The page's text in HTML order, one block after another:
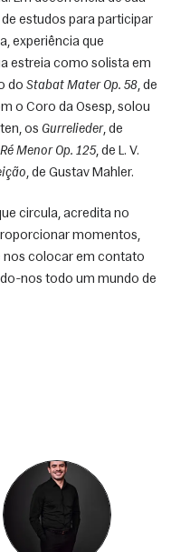
estudos para participar
experiência que
estreia como solista em
do Stabat Mater Op. 58, de
o Coro da Osesp, solou
os Gurrelieder, de
Menor Op. 125, de L. V.
, de Gustav Mahler.
circula, acredita no
momentos,
nos colocar em contato
nos todo um mundo de